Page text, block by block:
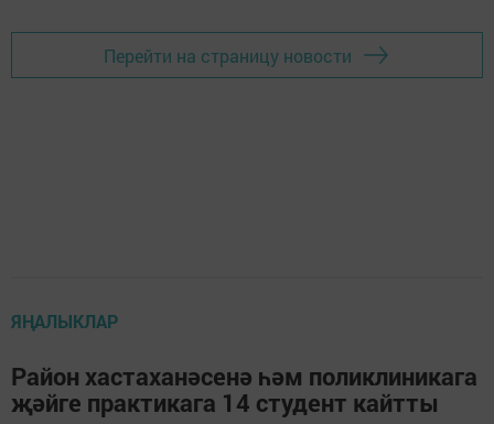
Перейти на страницу новости
ЯҢАЛЫКЛАР
Район хастаханәсенә һәм поликлиникага
җәйге практикага 14 студент кайтты